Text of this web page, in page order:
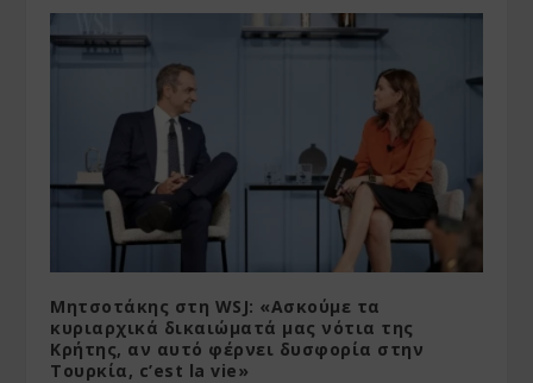
Μητσοτάκης στη WSJ: «Ασκούμε τα
κυριαρχικά δικαιώματά μας νότια της
Κρήτης, αν αυτό φέρνει δυσφορία στην
Τουρκία, c’est la vie»